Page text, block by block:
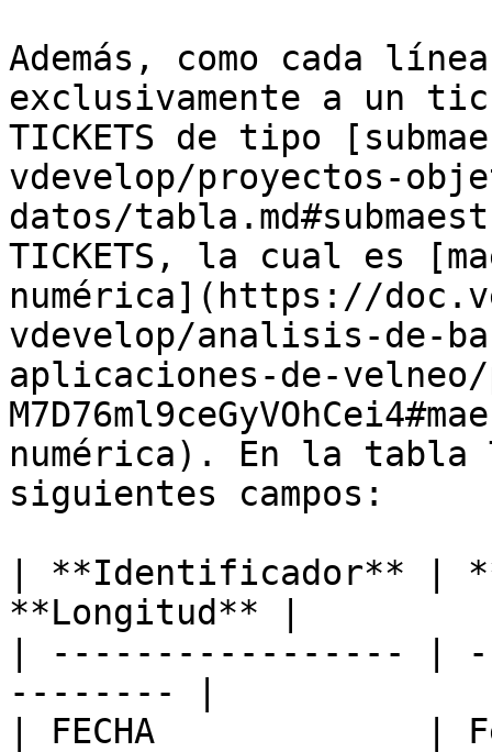
Además, como cada
exclusivamente a un
TICKETS de tipo
vdevelop/proyectos-
datos/
TICKETS, la cual es
numérica](https://
vdevelop/analisis-de-
aplicaciones-de-
numérica). En la tabla
siguientes campos:
| **Identificador** |
**Longitud** |
| ----------------- |
-------- |
| FECHA             |